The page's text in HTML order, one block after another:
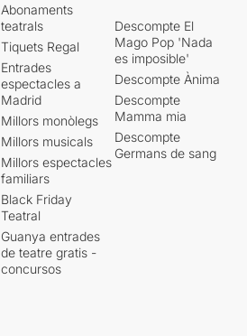
Abonaments
teatrals
Tiquets Regal
Entrades
espectacles a
Madrid
Millors monòlegs
Millors musicals
Millors espectacles
familiars
Black Friday
Teatral
Guanya entrades
de teatre gratis -
concursos
Descompte El
Mago Pop 'Nada
es imposible'
Descompte Ànima
Descompte
Mamma mia
Descompte
Germans de sang